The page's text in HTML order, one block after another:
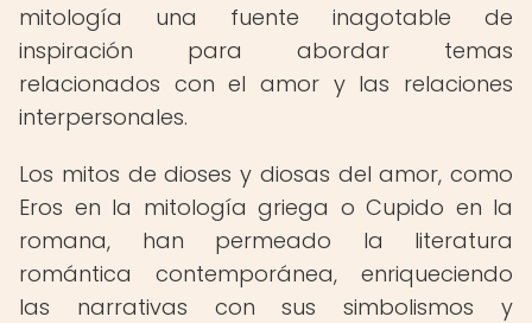
mitología una fuente inagotable de
inspiración para abordar temas
relacionados con el amor y las relaciones
interpersonales.
Los mitos de dioses y diosas del amor, como
Eros en la mitología griega o Cupido en la
romana, han permeado la literatura
romántica contemporánea, enriqueciendo
las narrativas con sus simbolismos y